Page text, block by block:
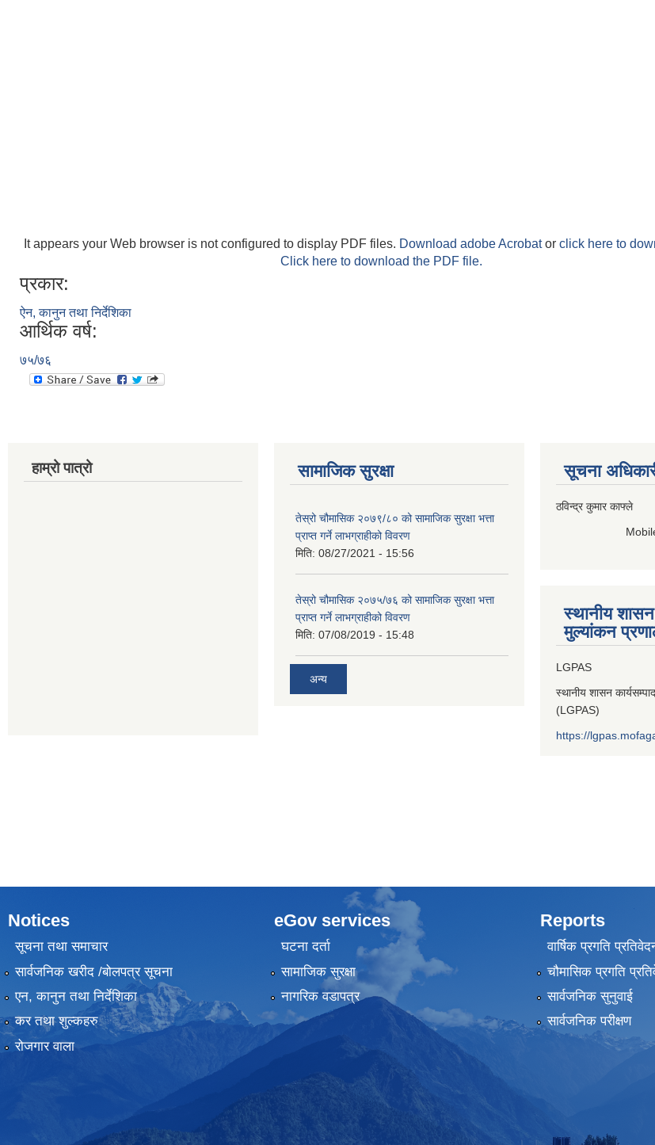
It appears your Web browser is not configured to display PDF files. Download adobe Acrobator click here to
Click here to download the PDF file.
प्रकार:
ऐन, कानुन तथा निर्देशिका
आर्थिक वर्ष:
७५/७६
हाम्रो पात्रो सामाजिक सुरक्षा
तेस्रो चौमासिक २०७९/८० को सामाजिक सुरक्षा भत्ता
प्राप्त गर्ने लाभग्राहीको विवरण
मिति: 08/27/2021 - 15:56
तेस्रो चौमासिक २०७५/७६ को सामाजिक सुरक्षा भत्ता
प्राप्त गर्ने लाभग्राहीको विवरण
मिति: 07/08/2019 - 15:48
अन्य
सूचना
ठविन्द्र कुमार काफ्ले
Mobile No
स्थानीय शासन
मुल्यांकन
LGPAS
स्थानीय शासन
(LGPAS)
https://
Notices
सूचना तथा समाचार
सार्वजनिक खरीद /बोलपत्र सूचना
एन, कानुन तथा निर्देशिका
कर तथा शुल्कहरु
रोजगार वाला
eGov services
घटना दर्ता
सामाजिक सुरक्षा
नागरिक वडापत्र
Reports
वार्षिक प्रगति
चौमासिक प्रगति
सार्वजनिक सुनुवाई
सार्वजनिक परीक्षण